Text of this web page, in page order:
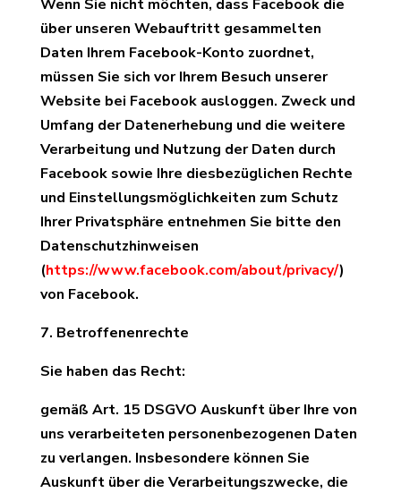
Wenn Sie nicht möchten, dass Facebook die
über unseren Webauftritt gesammelten
Daten Ihrem Facebook-Konto zuordnet,
müssen Sie sich vor Ihrem Besuch unserer
Website bei Facebook ausloggen. Zweck und
Umfang der Datenerhebung und die weitere
Verarbeitung und Nutzung der Daten durch
Facebook sowie Ihre diesbezüglichen Rechte
und Einstellungsmöglichkeiten zum Schutz
Ihrer Privatsphäre entnehmen Sie bitte den
Datenschutzhinweisen
(https://www.facebook.com/about/privacy/)
von Facebook.
7. Betroffenenrechte
Sie haben das Recht:
gemäß Art. 15 DSGVO Auskunft über Ihre von
uns verarbeiteten personenbezogenen Daten
zu verlangen. Insbesondere können Sie
Auskunft über die Verarbeitungszwecke, die